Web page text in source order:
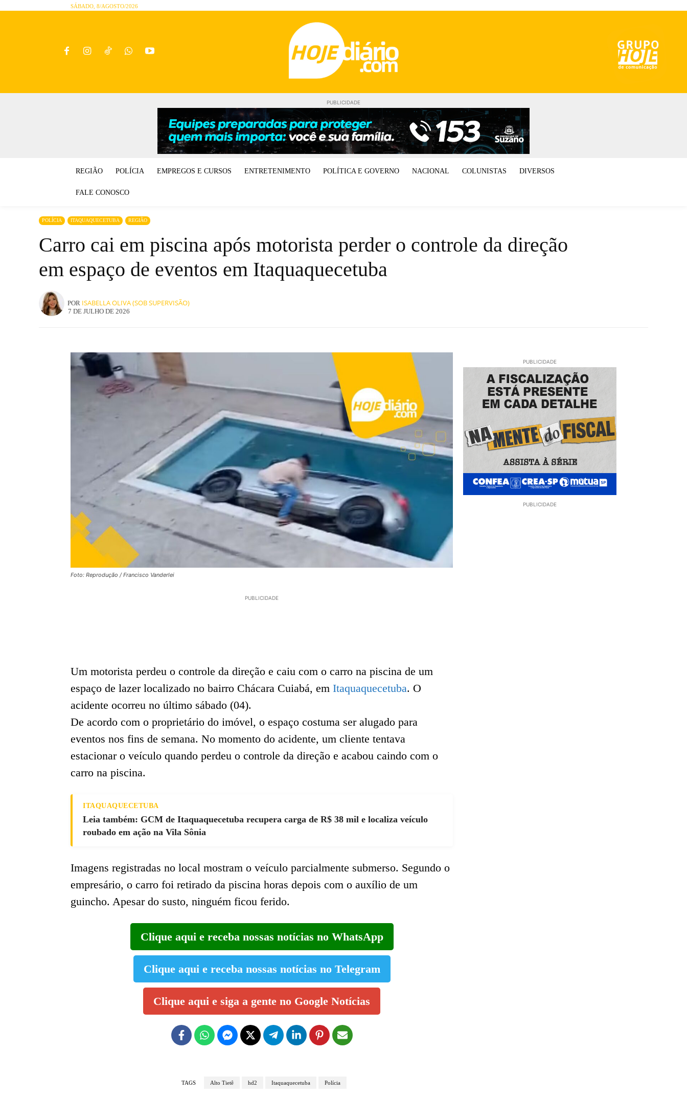
SÁBADO, 8/AGOSTO/2026
PUBLICIDADE
REGIÃO POLÍCIA EMPREGOS E CURSOS ENTRETENIMENTO POLÍTICA E GOVERNO NACIONAL COLUNISTAS DIVERSOS
FALE CONOSCO
POLÍCIA ITAQUAQUECETUBA REGIÃO
Carro cai em piscina após motorista perder o controle da direção
em espaço de eventos em Itaquaquecetuba
POR ISABELLA OLIVA (SOB SUPERVISÃO)
7 DE JULHO DE 2026
Foto: Reprodução / Francisco Vanderlei
PUBLICIDADE
Um motorista perdeu o controle da direção e caiu com o carro na piscina de um
espaço de lazer localizado no bairro Chácara Cuiabá, em Itaquaquecetuba. O
acidente ocorreu no último sábado (04).
De acordo com o proprietário do imóvel, o espaço costuma ser alugado para
eventos nos fins de semana. No momento do acidente, um cliente tentava
estacionar o veículo quando perdeu o controle da direção e acabou caindo com o
carro na piscina.
ITAQUAQUECETUBA
Leia também: GCM de Itaquaquecetuba recupera carga de R$ 38 mil e localiza veículo
roubado em ação na Vila Sônia
Imagens registradas no local mostram o veículo parcialmente submerso. Segundo o
empresário, o carro foi retirado da piscina horas depois com o auxílio de um
guincho. Apesar do susto, ninguém ficou ferido.
Clique aqui e receba nossas notícias no WhatsApp
Clique aqui e receba nossas notícias no Telegram
Clique aqui e siga a gente no Google Notícias
TAGS Alto Tietê hd2 Itaquaquecetuba Polícia
PUBLICIDADE
PUBLICIDADE